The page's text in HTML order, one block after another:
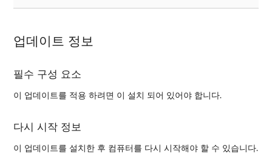
업데이트 정보
필수 구성 요소
이 업데이트를 적용 하려면 이 설치 되어 있어야 합니다.
다시 시작 정보
이 업데이트를 설치한 후 컴퓨터를 다시 시작해야 할 수 있습니다.